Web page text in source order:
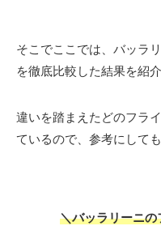
そこでここでは、バッラ
を徹底比較した結果を紹
違いを踏まえたどのフラ
ているので、参考にして
＼バッラリーニ